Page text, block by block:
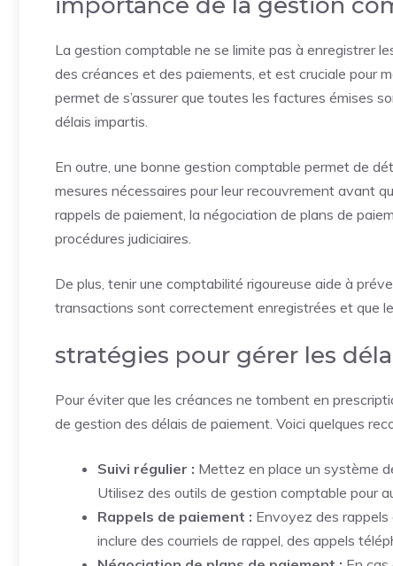
La gestion comptable ne se limite pas à enregistrer
des créances et des paiements, et est cruciale pour
permet de s’assurer que toutes les factures émises
délais impartis.
En outre, une bonne gestion comptable permet de
mesures nécessaires pour leur recouvrement avant
rappels de paiement, la négociation de plans de
procédures judiciaires.
De plus, tenir une comptabilité rigoureuse aide à
transactions sont correctement enregistrées et que
stratégies pour gérer les
Pour éviter que les créances ne tombent en
de gestion des délais de paiement. Voici quelques
Suivi régulier : Mettez en place un système
Utilisez des outils de gestion comptable pour
Rappels de paiement : Envoyez des rappels
inclure des courriels de rappel, des appels